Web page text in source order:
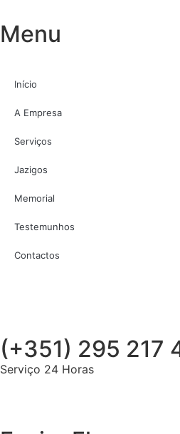
Menu
Início
A Empresa
Serviços
Jazigos
Memorial
Testemunhos
Contactos
(+351) 295 217
Serviço 24 Horas